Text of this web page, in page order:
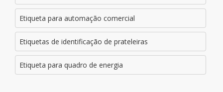
Etiqueta para automação comercial
Etiquetas de identificação de prateleiras
Etiqueta para quadro de energia